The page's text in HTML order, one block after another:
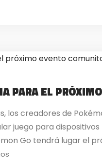
PARA EL
los creadores de
juego para
Go tendrá lugar el